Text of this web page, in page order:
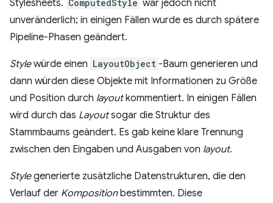
Stylesheets. ComputedStyle war jedoch nicht
unveränderlich; in einigen Fällen wurde es durch spätere
Pipeline-Phasen geändert.
Stylewürde einen LayoutObject -Baum generieren und
dann würden diese Objekte mit Informationen zu Größe
und Position durch layoutkommentiert. In einigen Fällen
wird durch das Layoutsogar die Struktur des
Stammbaums geändert. Es gab keine klare Trennung
zwischen den Eingaben und Ausgaben von layout.
Stylegenerierte zusätzliche Datenstrukturen, die den
Verlauf der Kompositionbestimmten. Diese